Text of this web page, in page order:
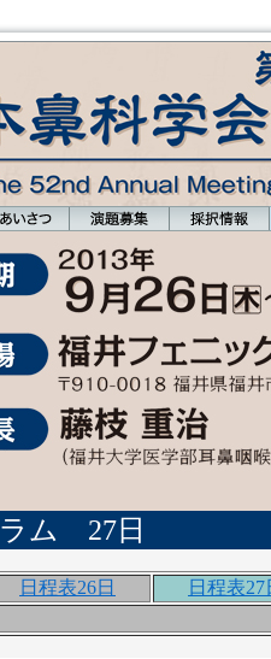
ム 27日
日程表26日 日程表27